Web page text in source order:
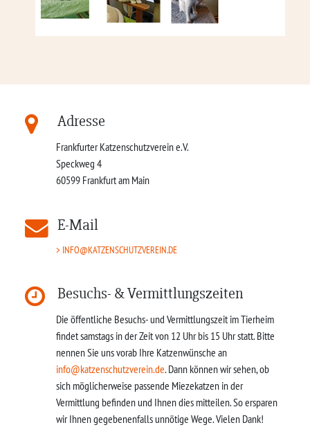
Adresse
Frankfurter Katzenschutzverein e.V.
Speckweg 4
60599 Frankfurt am Main
E-Mail
INFO@KATZENSCHUTZVEREIN.DE
Besuchs- & Vermittlungszeiten
Die öffentliche Besuchs- und Vermittlungszeit im Tierheim
findet samstags in der Zeit von 12 Uhr bis 15 Uhr statt. Bitte
nennen Sie uns vorab Ihre Katzenwünsche an
info@katzenschutzverein.de. Dann können wir sehen, ob
sich möglicherweise passende Miezekatzen in der
Vermittlung befinden und Ihnen dies mitteilen. So ersparen
wir Ihnen gegebenenfalls unnötige Wege. Vielen Dank!